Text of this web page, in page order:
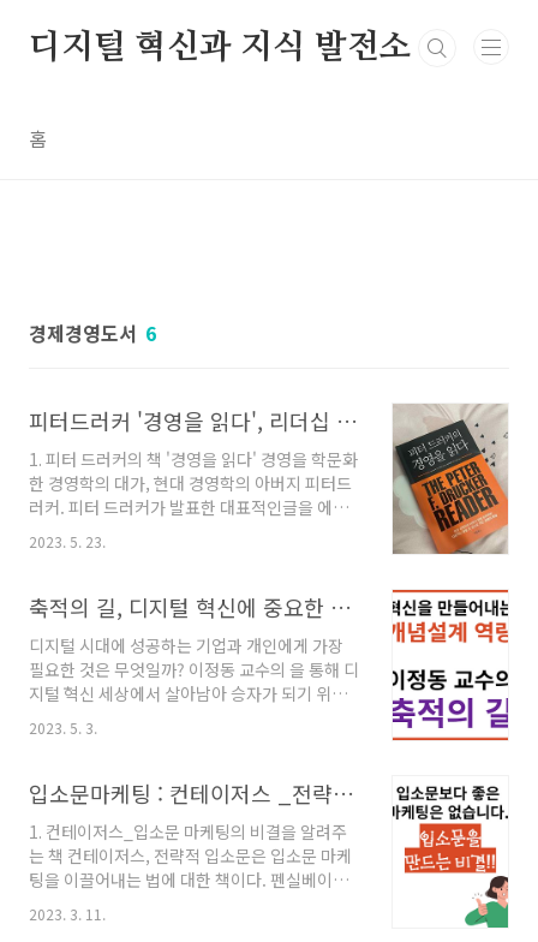
디지털 혁신과 지식 발전소
홈
경제경영도서 6
피터드러커 '경영을 읽다', 리더십 8 원칙, 경영대가에게 리더십을 배우다
1. 피터 드러커의 책 '경영을 읽다' 경영을 학문화
한 경영학의 대가, 현대 경영학의 아버지 피터드
러커. 피터 드러커가 발표한 대표적인글을 에서
한권으로 엮은 책이다. 경영자로써 어떻게 사업
을 이끌고 조직을 이끌어갈 지 생각하는 데 큰 도
자가 어떻게 다른지, 어떻게 의사결정을 해야 하
는지, 어떻게 사람을 관리할 것인지에 대해 명확
한 지침을 준다. 경영은 결국 자기를 경영해야 하
는 일이고, 자기 경영을 하기 위해서는 자신의 강
점에 집중하고 업무 방식을 개선해야 한다. 최근
강점 코칭이 유행인데 강점 코칭은 결국 피터 드
과 원칙을 얘기하고 자기 자신이 성공하는 리더
가 되려..
2023. 5. 23.
축적의 길, 디지털 혁신에 중요한 개념 설계 역량을 확보하는 방법
디지털 시대에 성공하는 기업과 개인에게 가장
필요한 것은 무엇일까? 이정동 교수의 을 통해 디
지털 혁신 세상에서 살아남아 승자가 되기 위해
필요한 의 축적에 대해 알아보자. 1. 축적의 길은
어떤 책인가 축적(蓄積)이란 단어는 지식, 경험,
는 일제 시대와 625 전란 등의 피해로 인해, 전쟁
후 모든 것이 파괴되었던 나라인 것에 비하면, 세
상 어느나라보다 빠르게 급성장하고 경제적으로
부흥한 나라다. 그리고 최근에는 가전, 모바일, 반
도체, 그리고 전기자동차를 위한 배터리 산업에
서 전 세계적으로 Top Tier의 기업을 가진 나라
2023. 5. 3.
입소문마케팅 : 컨테이저스 _전략적 입소문의 비결
1. 컨테이저스_입소문 마케팅의 비결을 알려주
는 책 컨테이저스, 전략적 입소문은 입소문 마케
팅을 이끌어내는 법에 대한 책이다. 펜실베이니
아 대학 와튼스쿨 마케팅학 교수인 조나 버거가
지은 마케팅 책으로 입소문을 만들어 낼 수 있는
2023. 3. 11.